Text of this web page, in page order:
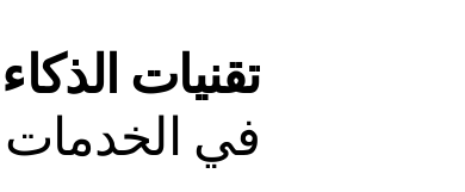
تقنيات
في الخدمات